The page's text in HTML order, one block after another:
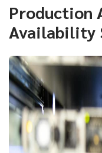
Production
Availability